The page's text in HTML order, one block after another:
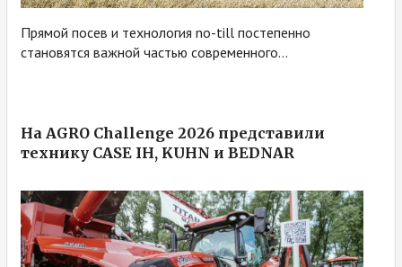
Прямой посев и технология no-till постепенно
становятся важной частью современного...
На AGRO Challenge 2026 представили
технику CASE IH, KUHN и BEDNAR